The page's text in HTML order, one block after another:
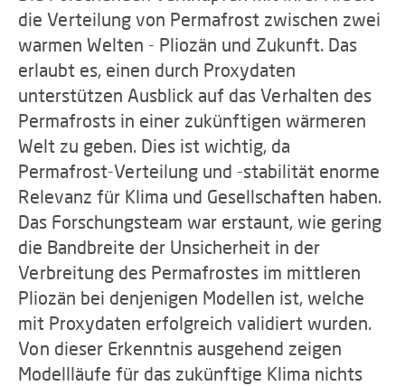
die Verteilung von Permafrost zwischen zwei
warmen Welten - Pliozän und Zukunft. Das
erlaubt es, einen durch Proxydaten
unterstützen Ausblick auf das Verhalten des
Permafrosts in einer zukünftigen wärmeren
Welt zu geben. Dies ist wichtig, da
Permafrost-Verteilung und -stabilität enorme
Relevanz für Klima und Gesellschaften haben.
Das Forschungsteam war erstaunt, wie gering
die Bandbreite der Unsicherheit in der
Verbreitung des Permafrostes im mittleren
Pliozän bei denjenigen Modellen ist, welche
mit Proxydaten erfolgreich validiert wurden.
Von dieser Erkenntnis ausgehend zeigen
Modellläufe für das zukünftige Klima nichts